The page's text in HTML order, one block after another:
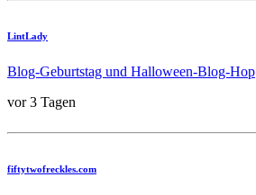
LintLady
Blog-Geburtstag und Halloween-Blog-Hop
vor 3 Tagen
fiftytwofreckles.com